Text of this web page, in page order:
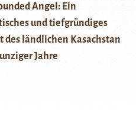
Angel: Ein
und tiefgründiges
des ländlichen Kasachstan
Jahre